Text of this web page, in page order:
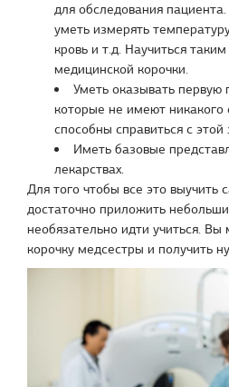
для обследования
уметь измерять
кровь и т.д. Научиться
медицинской корочки.
Уметь оказывать
которые не имеют
способны справиться с этой
Иметь базовые
лекарствах.
Для того чтобы все это выучить
достаточно приложить
необязательно идти учиться.
корочку медсестры и получить